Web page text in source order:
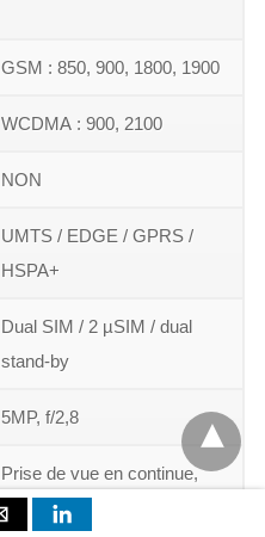
GSM : 850, 900, 1800, 1900
WCDMA : 900, 2100
NON
UMTS / EDGE / GPRS /
HSPA+
Dual SIM / 2 µSIM / dual
stand-by
5MP, f/2,8
Prise de vue en continue,
Zoom numérique,